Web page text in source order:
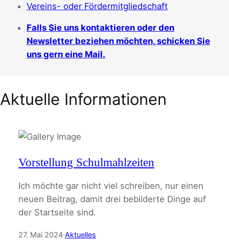
Vereins- oder Fördermitgliedschaft
Falls Sie uns kontaktieren oder den
Newsletter beziehen möchten, schicken Sie
uns gern eine Mail.
Aktuelle Informationen
Vorstellung Schulmahlzeiten
Ich möchte gar nicht viel schreiben, nur einen
neuen Beitrag, damit drei bebilderte Dinge auf
der Startseite sind.
27. Mai 2024·Aktuelles